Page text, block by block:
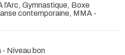
l'Arc, Gymnastique, Boxe
contemporaine, MMA -
Niveau bon